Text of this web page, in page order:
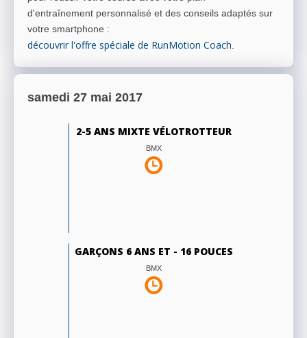
d'entraînement personnalisé et des conseils adaptés sur
votre smartphone :
découvrir l'offre spéciale de RunMotion Coach.
samedi 27 mai 2017
2-5 ANS MIXTE VÉLOTROTTEUR
BMX
GARÇONS 6 ANS ET - 16 POUCES
BMX